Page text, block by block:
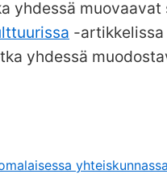
-artikkelissa
yhdessä
yhteiskunnassa